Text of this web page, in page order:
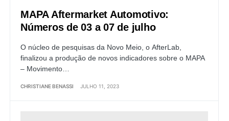
MAPA Aftermarket Automotivo:
Números de 03 a 07 de julho
O núcleo de pesquisas da Novo Meio, o AfterLab,
finalizou a produção de novos indicadores sobre o MAPA
– Movimento…
CHRISTIANE BENASSI JULHO 11, 2023